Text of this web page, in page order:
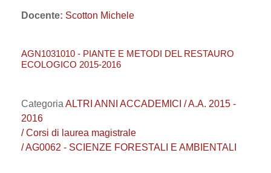
Docente: Scotton Michele
AGN1031010 - PIANTE E METODI DEL RESTAURO
ECOLOGICO 2015-2016
Categoria ALTRI ANNI ACCADEMICI / A.A. 2015 -
2016
/ Corsi di laurea magistrale
/ AG0062 - SCIENZE FORESTALI E AMBIENTALI